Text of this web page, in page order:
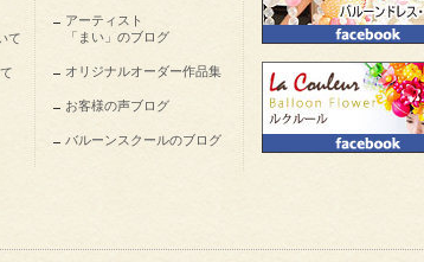
て
アーティスト
「まい」のブログ
オリジナルオーダー作品集
お客様の声ブログ
バルーンスクールのブログ